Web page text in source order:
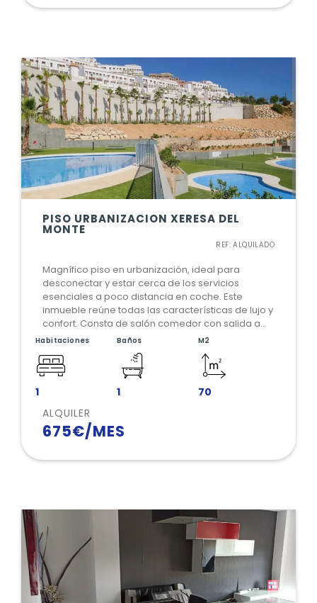
PISO URBANIZACION XERESA DEL
MONTE
REF: ALQUILADO
Magnífico piso en urbanización, ideal para
desconectar y estar cerca de los servicios
esenciales a poco distancia en coche. Este
inmueble reúne todas las características de lujo y
confort. Consta de salón comedor con salida a
una amplia terraza con unas vistas despejadas,
cocina office, equipada y amueblada. Habitación
en suite y un aseo. Si esto es lo que estás
buscando, comunícate con nosotros.
Habitaciones
1
Baños
1
M2
70
ALQUILER
675€/MES